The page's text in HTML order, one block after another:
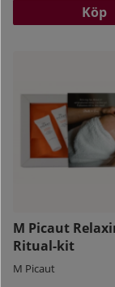
Köp
M Picaut
Ritual-kit
M Picaut